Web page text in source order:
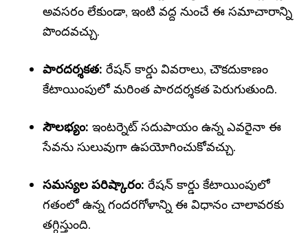
అవసరం లేకుండా, ఇంటి వద్ద నుంచే ఈ సమాచారాన్ని
పొందవచ్చు.
పారదర్శకత: రేషన్ కార్డు వివరాలు, చౌకదుకాణం
కేటాయింపులో మరింత పారదర్శకత పెరుగుతుంది.
సౌలభ్యం: ఇంటర్నెట్ సదుపాయం ఉన్న ఎవరైనా ఈ
సేవను సులువుగా ఉపయోగించుకోవచ్చు.
సమస్యల పరిష్కారం: రేషన్ కార్డు కేటాయింపులో
గతంలో ఉన్న గందరగోళాన్ని ఈ విధానం చాలావరకు
తగ్గిస్తుంది.